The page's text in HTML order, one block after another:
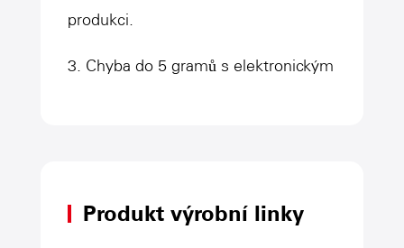
produkci.
3. Chyba do 5 gramů s elektronickým
elektrického ovládání a instalace
Produkt výrobní linky